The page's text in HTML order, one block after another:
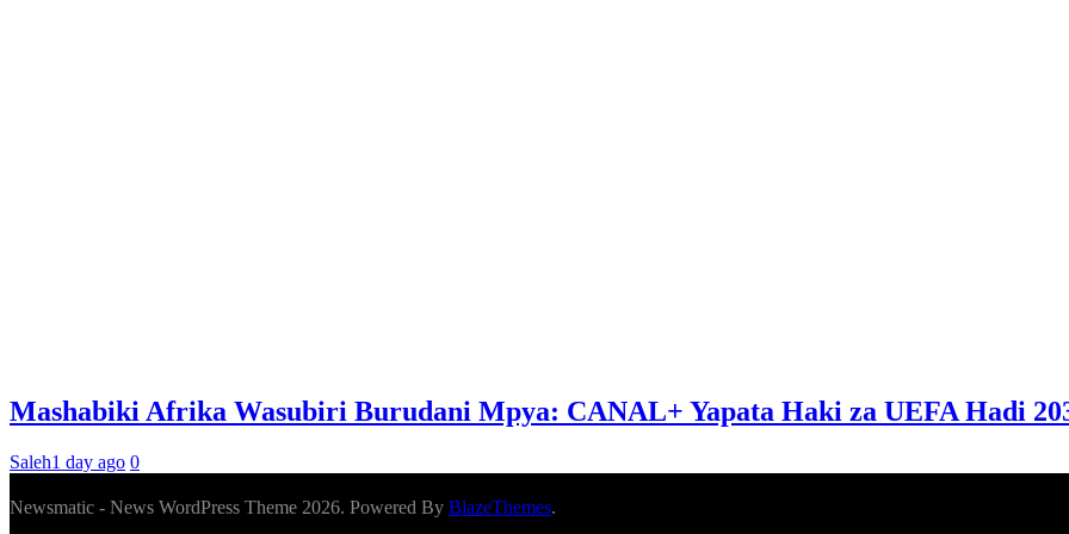
Mashabiki Afrika Wasubiri Burudani Mpya: CANAL+ Yapata Haki za UEFA Hadi
Saleh1 day ago 0
Newsmatic - News WordPress Theme 2026. Powered By BlazeThemes.